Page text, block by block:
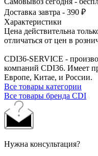
Доставка завтра - 390 ₽
Характеристики
Цена действительна
отличаться от цен в
CDI36-SERVICE -
компаний CDI36. Имеет
Европе, Китае, и России.
Все товары категории
Все товары бренда CDI
Нужна консультация?